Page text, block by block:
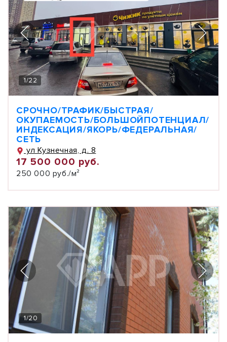
1/22
СРОЧНО/ТРАФИК/БЫСТРАЯ/
ОКУПАЕМОСТЬ/БОЛЬШОЙПОТЕНЦИАЛ/
ИНДЕКСАЦИЯ/ЯКОРЬ/ФЕДЕРАЛЬНАЯ/
СЕТЬ
ул Кузнечная, д. 8
17 500 000 руб.
250 000 руб./м²
1/20